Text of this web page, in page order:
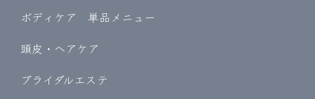
ボディケア 単品メニュー
頭皮・ヘアケア
ブライダルエステ